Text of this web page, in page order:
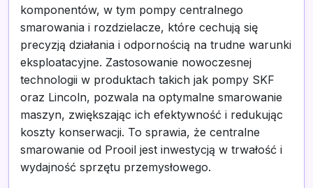
komponentów, w tym pompy centralnego
smarowania i rozdzielacze, które cechują się
precyzją działania i odpornością na trudne warunki
eksploatacyjne. Zastosowanie nowoczesnej
technologii w produktach takich jak pompy SKF
oraz Lincoln, pozwala na optymalne smarowanie
maszyn, zwiększając ich efektywność i redukując
koszty konserwacji. To sprawia, że centralne
smarowanie od Prooil jest inwestycją w trwałość i
wydajność sprzętu przemysłowego.